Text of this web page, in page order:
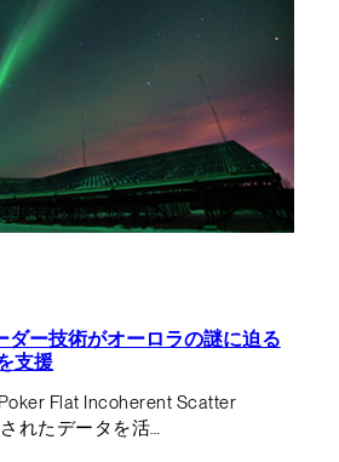
ダー技術がオーロラの謎に迫る
支援
Flat Incoherent Scatter
れたデータを活…